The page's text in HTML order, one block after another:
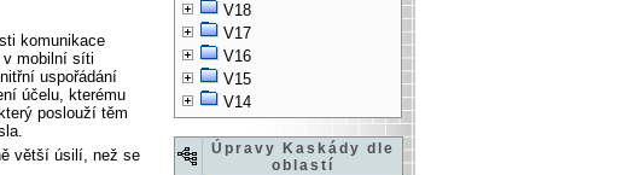
V18
V17
V16
V15
V14
Úpravy Kaskády dle
oblastí
komunikace
v mobilní síti
uspořádání
účelu, kterému
poslouží těm
větší úsilí, než se